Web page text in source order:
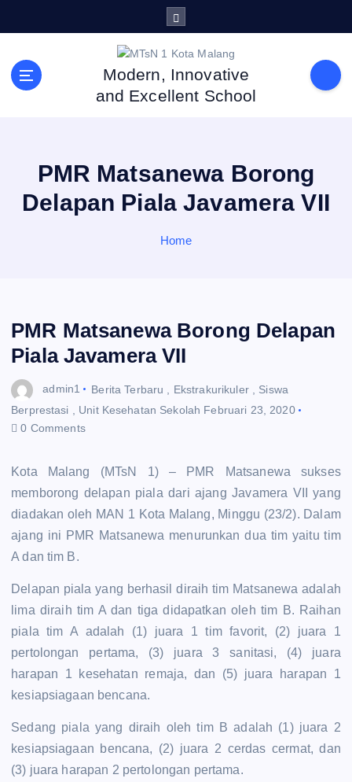
Modern, Innovative
and Excellent School
PMR Matsanewa Borong
Delapan Piala Javamera VII
Home
PMR Matsanewa Borong Delapan
Piala Javamera VII
admin1 Berita Terbaru Ekstrakurikuler, Siswa
Berprestasi
Unit Kesehatan Sekolah Februari 23, 2020
0 Comments
Kota Malang (MTsN 1) – PMR Matsanewa sukses
memborong delapan piala dari ajang Javamera VII yang
diadakan oleh MAN 1 Kota Malang, Minggu (23/2). Dalam
ajang ini PMR Matsanewa menurunkan dua tim yaitu tim
A dan tim B.
Delapan piala yang berhasil diraih tim Matsanewa adalah
lima diraih tim A dan tiga didapatkan oleh tim B. Raihan
piala tim A adalah (1) juara 1 tim favorit, (2) juara 1
pertolongan pertama, (3) juara 3 sanitasi, (4) juara
harapan 1 kesehatan remaja, dan (5) juara harapan 1
kesiapsiagaan bencana.
Sedang piala yang diraih oleh tim B adalah (1) juara 2
kesiapsiagaan bencana, (2) juara 2 cerdas cermat, dan
(3) juara harapan 2 pertolongan pertama.